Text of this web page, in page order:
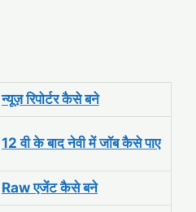
न्यूज़ रिपोर्टर कैसे बने
12 वी के बाद नेवी में जॉब कैसे पाए
Raw एजेंट कैसे बने